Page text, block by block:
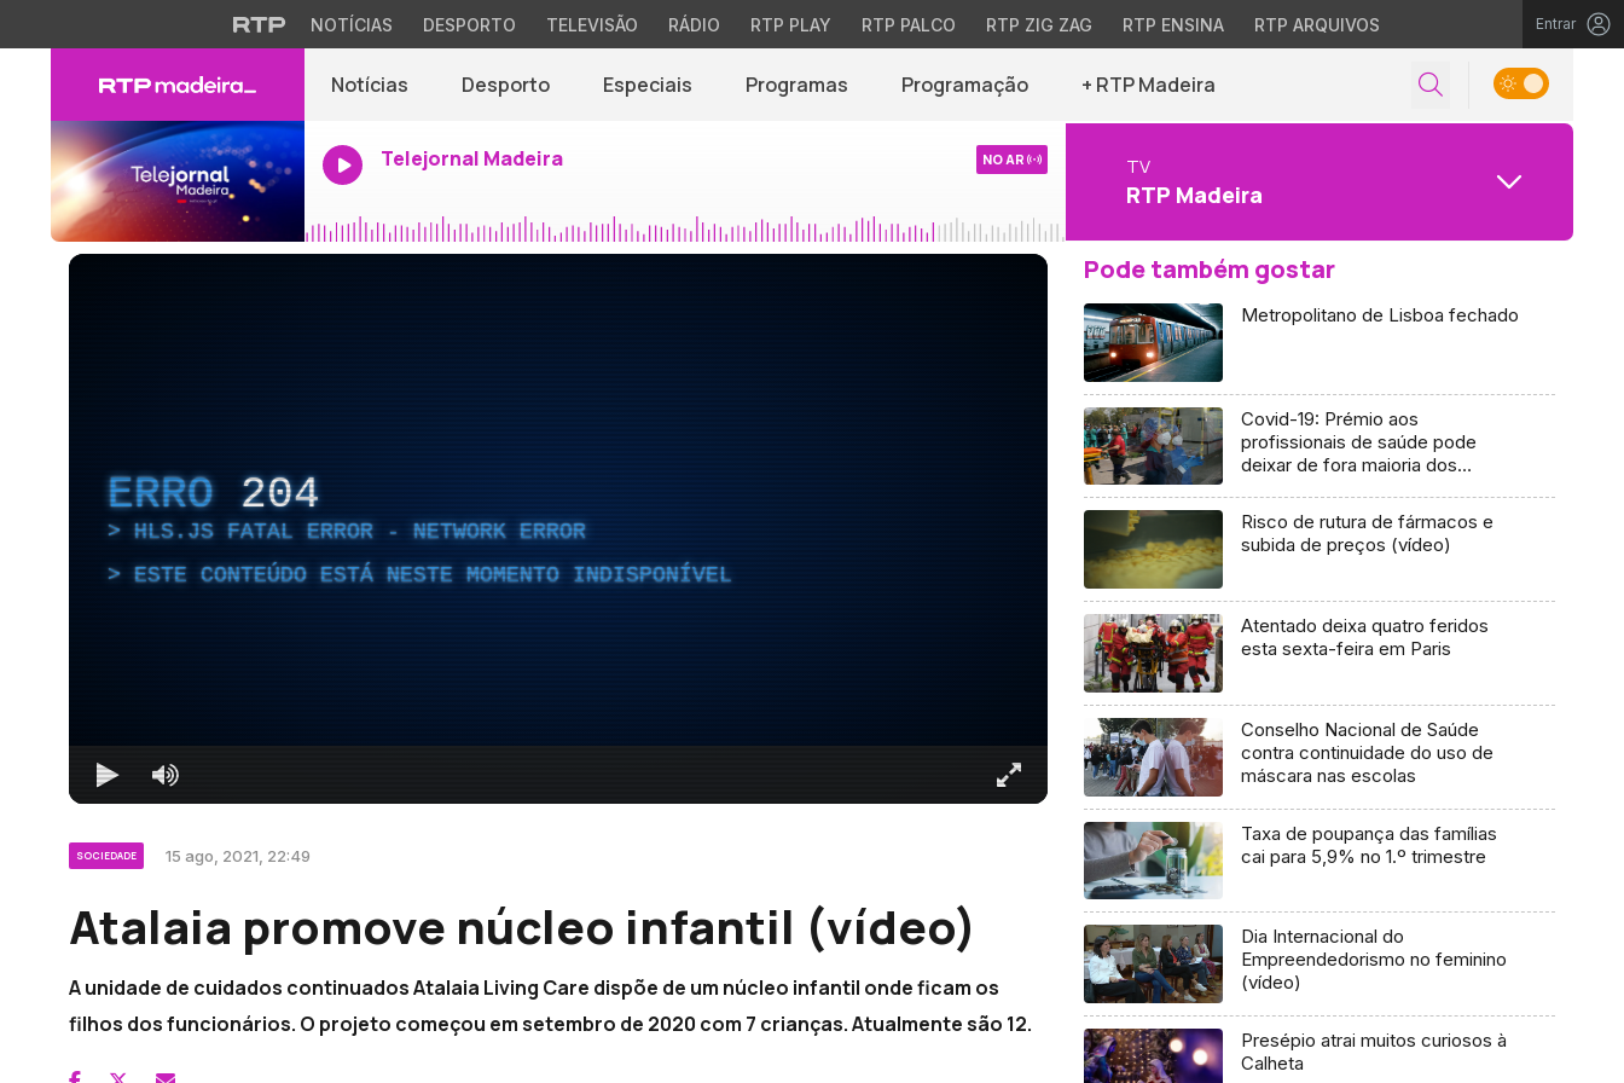
NOTÍCIAS DESPORTO TELEVISÃO RÁDIO RTP PLAY RTP PALCO RTP ZIG ZAG RTP ENSINA RTP ARQUIVOS Entrar
Notícias Desporto Especiais Programas Programação + RTP Madeira
Telejornal Madeira NO AR TV
RTP Madeira
ERRO 204
HLS.JS FATAL ERROR - NETWORK ERROR
ESTE CONTEÚDO ESTÁ NESTE MOMENTO INDISPONÍVEL
SOCIEDADE 15 ago, 2021, 22:49
Atalaia promove núcleo infantil (vídeo)
A unidade de cuidados continuados Atalaia Living Care dispõe de um núcleo infantil onde ficam os
filhos dos funcionários. O projeto começou em setembro de 2020 com 7 crianças. Atualmente são 12.
Pode também gostar
Metropolitano de Lisboa fechado
Covid-19: Prémio aos
profissionais de saúde pode
deixar de fora maioria dos
Risco de rutura de fármacos e
subida de preços (vídeo)
Atentado deixa quatro feridos
esta sexta-feira em Paris
Conselho Nacional de Saúde
contra continuidade do uso de
máscara nas escolas
Taxa de poupança das famílias
cai para 5,9% no 1.º trimestre
Dia Internacional do
Empreendedorismo no feminino
(vídeo)
Presépio atrai muitos curiosos à
Calheta